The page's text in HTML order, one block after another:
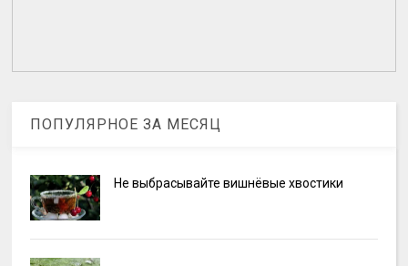
ПОПУЛЯРНОЕ ЗА МЕСЯЦ
Не выбрасывайте вишнёвые хвостики